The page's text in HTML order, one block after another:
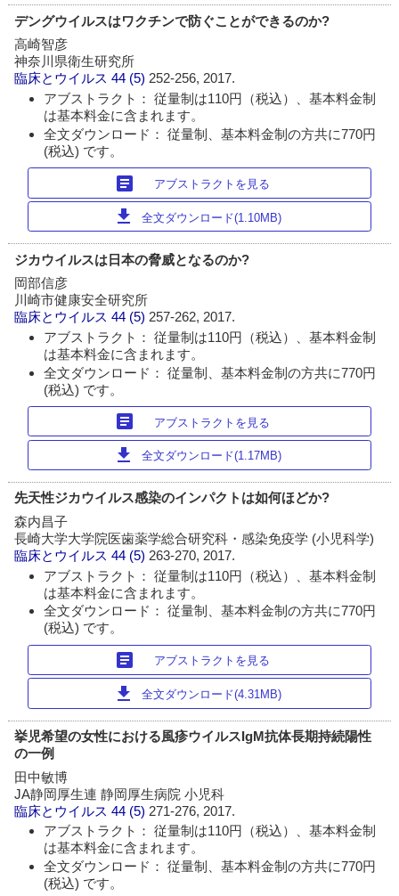
デングウイルスはワクチンで防ぐことができるのか?
高崎智彦
神奈川県衛生研究所
臨床とウイルス 44 (5) 252-256, 2017.
アブストラクト： 従量制は110円（税込）、基本料金制
は基本料金に含まれます。
全文ダウンロード： 従量制、基本料金制の方共に770円
(税込) です。
article アブストラクトを見る
download 全文ダウンロード(1.10MB)
ジカウイルスは日本の脅威となるのか?
岡部信彦
川崎市健康安全研究所
臨床とウイルス 44 (5) 257-262, 2017.
アブストラクト： 従量制は110円（税込）、基本料金制
は基本料金に含まれます。
全文ダウンロード： 従量制、基本料金制の方共に770円
(税込) です。
article アブストラクトを見る
download 全文ダウンロード(1.17MB)
先天性ジカウイルス感染のインパクトは如何ほどか?
森内昌子
長崎大学大学院医歯薬学総合研究科・感染免疫学 (小児科学)
臨床とウイルス 44 (5) 263-270, 2017.
アブストラクト： 従量制は110円（税込）、基本料金制
は基本料金に含まれます。
全文ダウンロード： 従量制、基本料金制の方共に770円
(税込) です。
article アブストラクトを見る
download 全文ダウンロード(4.31MB)
挙児希望の女性における風疹ウイルスIgM抗体長期持続陽性
の一例
田中敏博
JA静岡厚生連 静岡厚生病院 小児科
臨床とウイルス 44 (5) 271-276, 2017.
アブストラクト： 従量制は110円（税込）、基本料金制
は基本料金に含まれます。
全文ダウンロード： 従量制、基本料金制の方共に770円
(税込) です。